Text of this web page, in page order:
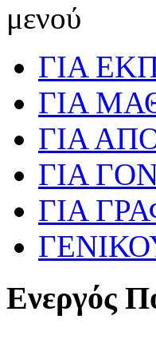
μενού
ΓΙΑ
ΓΙΑ
ΓΙΑ
ΓΙΑ
ΓΙΑ
Ενεργός